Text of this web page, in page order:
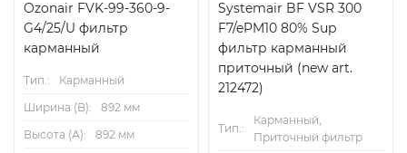
Ozonair FVK-99-360-9-
G4/25/U фильтр
карманный
Тип.:
Карманный
Ширина (B):
892 мм
Высота (А):
892 мм
Systemair BF VSR 300
F7/ePM10 80% Sup
фильтр карманный
приточный (new art.
212472)
Тип.:
Карманный,
Приточный фильтр